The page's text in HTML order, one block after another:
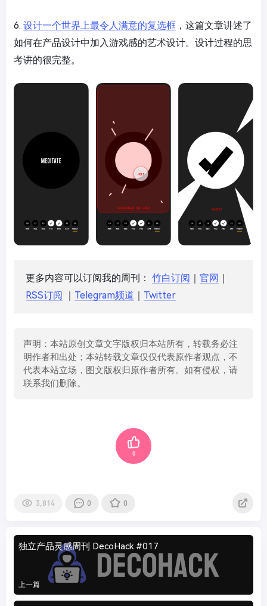
6. 设计一个世界上最令人满意的复选框 ，这篇文章讲述了
如何在产品设计中加入游戏感的艺术设计。设计过程的思
考讲的很完整。
更多内容可以订阅我的周刊： 竹白订阅 ｜ 官网 ｜
RSS订阅 ｜ Telegram频道 ｜ Twitter
声明：本站原创文章文字版权归本站所有，转载务必注
明作者和出处；本站转载文章仅仅代表原作者观点，不
代表本站立场，图文版权归原作者所有。如有侵权，请
联系我们删除。
0
3,814 0 0
独立产品灵感周刊 DecoHack #017
上一篇